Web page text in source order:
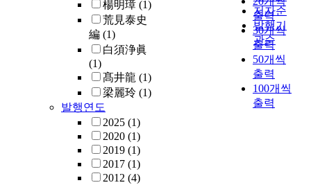
楊明璋 (1)
荒見泰史
編 (1)
白須浄眞
(1)
髙井龍 (1)
梁麗玲 (1)
발행연도
2025 (1)
2020 (1)
2019 (1)
2017 (1)
2012 (4)
저자순
발행기
관순
출력
30개씩
출력
50개씩
출력
100개씩
출력